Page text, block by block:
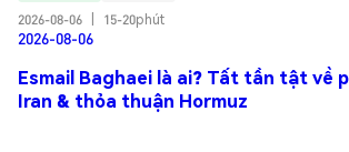
2026-08-06
15-20phút
2026-08-06
Esmail Baghaei là ai? Tất tần tật về
Iran & thỏa thuận Hormuz